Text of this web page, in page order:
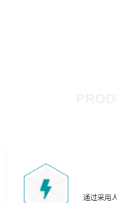
通过采用